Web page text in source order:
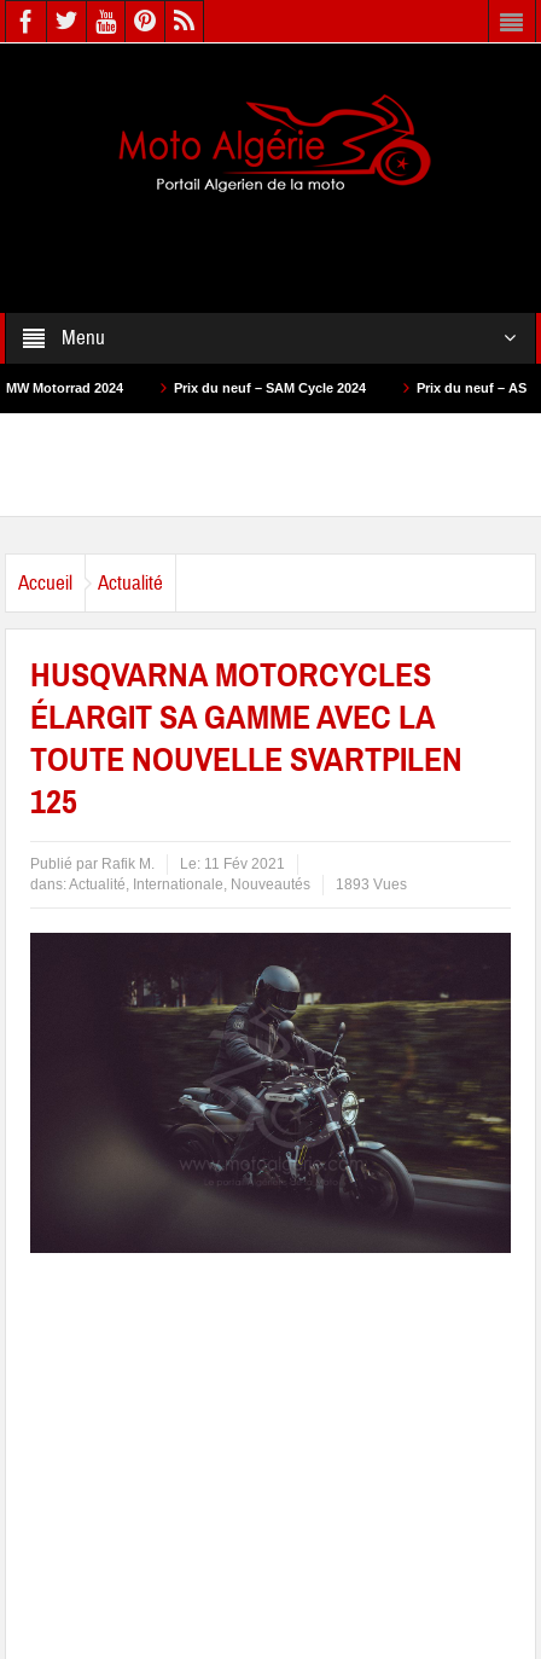
Menu
Prix du neuf – SAM Cycle 2024 Prix du neuf – AS Motors 2024
Accueil Actualité
HUSQVARNA MOTORCYCLES
ÉLARGIT SA GAMME AVEC LA
TOUTE NOUVELLE SVARTPILEN
125
Publié par Rafik M. Le: 11 Fév 2021
dans:Actualité, Internationale, Nouveautés 1893 Vues